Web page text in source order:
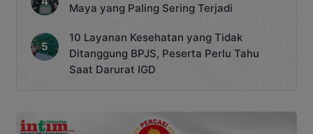
Maya yang Paling Sering Terjadi
10 Layanan Kesehatan yang Tidak
Ditanggung BPJS, Peserta Perlu Tahu
Saat Darurat IGD